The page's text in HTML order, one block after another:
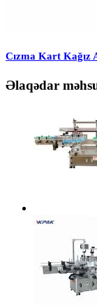
Cızma Kart Kağız
Əlaqədar